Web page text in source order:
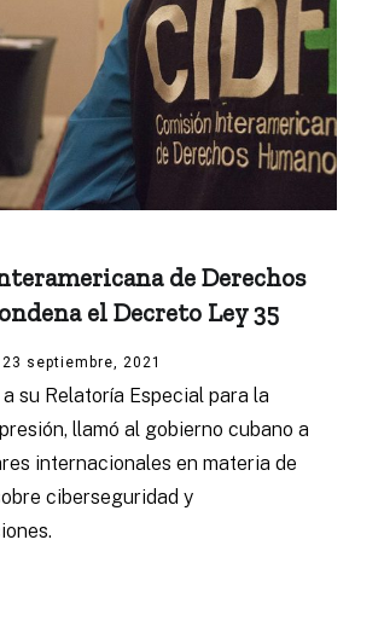
de Derechos
el Decreto Ley 35
23 septiembre, 2021
su Relatoría Especial para la
llamó al gobierno cubano a
internacionales en materia de
ciberseguridad y